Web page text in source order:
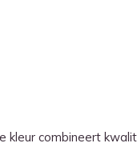
kleur combineert